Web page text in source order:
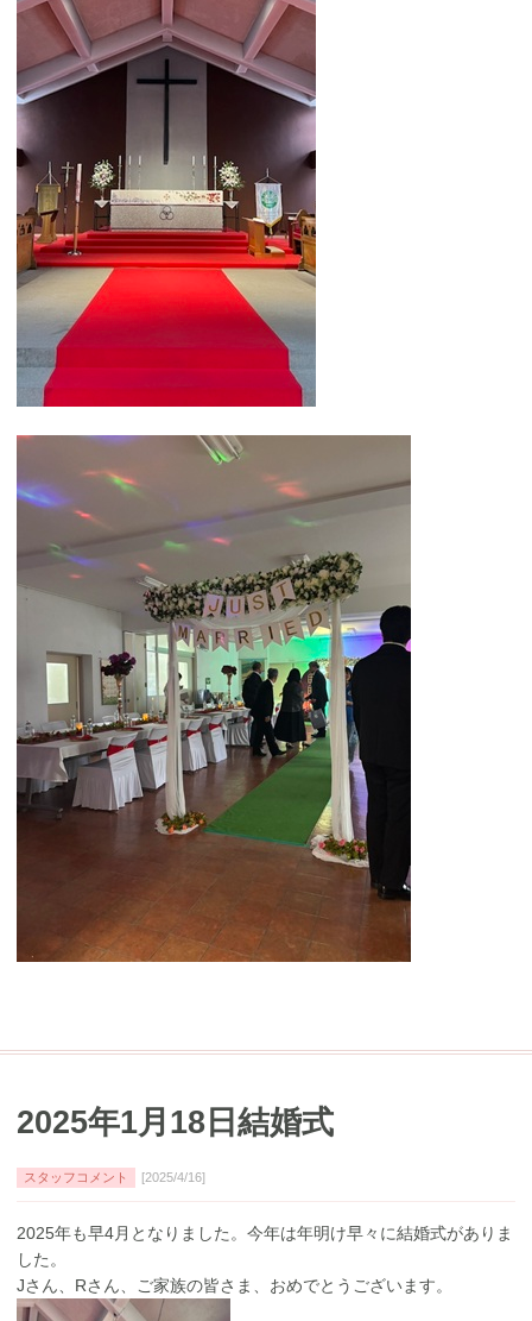
2025年1月18日結婚式
スタッフコメント [2025/4/16]
2025年も早4月となりました。今年は年明け早々に結婚式がありま
した。
Jさん、Rさん、ご家族の皆さま、おめでとうございます。